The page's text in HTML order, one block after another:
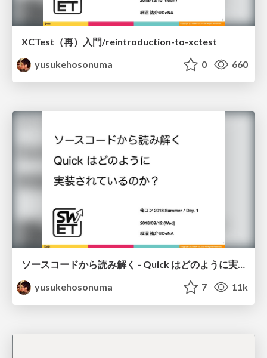
XCTest（再）入門/reintroduction-to-xctest
yusukehosonuma
0 660
yusukehosonuma
7 11k